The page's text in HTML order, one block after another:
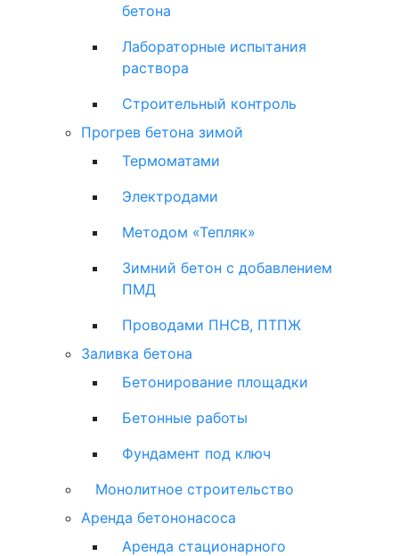
бетона
Лабораторные испытания
раствора
Строительный контроль
Прогрев бетона зимой
Термоматами
Электродами
Методом «Тепляк»
Зимний бетон с добавлением
ПМД
Проводами ПНСВ, ПТПЖ
Заливка бетона
Бетонирование площадки
Бетонные работы
Фундамент под ключ
Монолитное строительство
Аренда бетононасоса
Аренда стационарного